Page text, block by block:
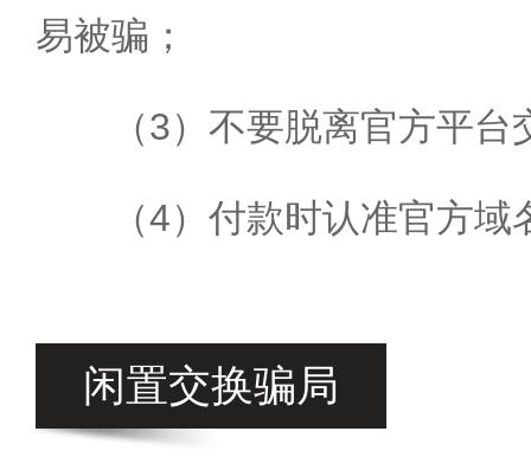
易被骗；
（3）不要脱离官方平台
（4）付款时认准官方域
闲置交换骗局